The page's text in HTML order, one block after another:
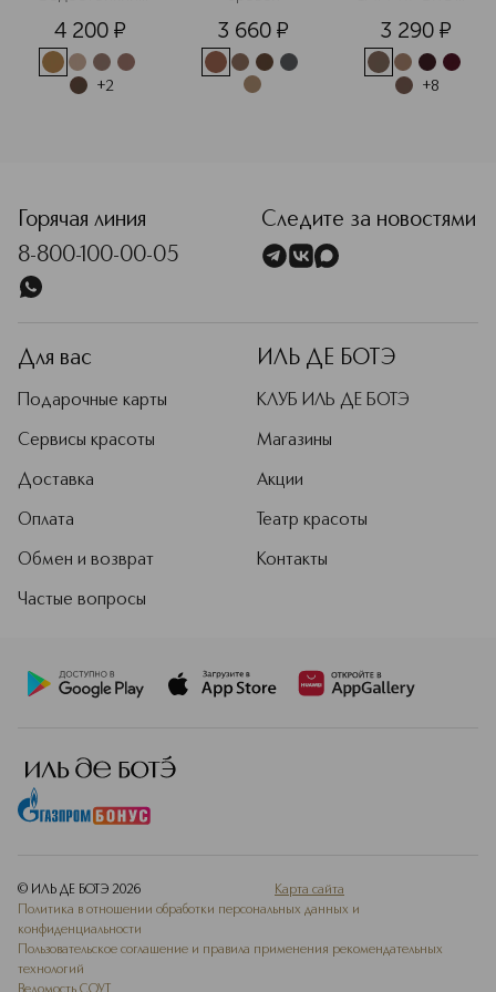
бровей
4 200 ¤
+2
3 660 ¤
Карандаш для
бровей
3 290 ¤
+8
Горячая линия
8-800-100-00-05
Следите за новостями
Для вас
Подарочные карты
Сервисы красоты
Доставка
Оплата
Обмен и возврат
Частые вопросы
ИЛЬ ДЕ БОТЭ
КЛУБ ИЛЬ ДЕ БОТЭ
Магазины
Акции
Театр красоты
Контакты
© ИЛЬ ДЕ БОТЭ 2026
Карта сайта
Политика в отношении обработки персональных данных и
конфиденциальности
Пользовательское соглашение и правила применения рекомендательных
технологий